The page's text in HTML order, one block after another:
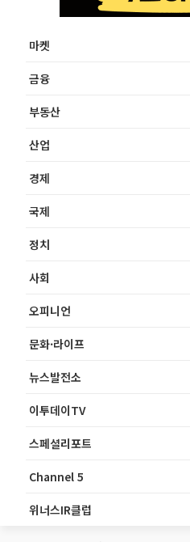
마켓
금융
부동산
산업
경제
국제
정치
사회
오피니언
문화·라이프
뉴스발전소
이투데이TV
스페셜리포트
Channel 5
위너스IR클럽